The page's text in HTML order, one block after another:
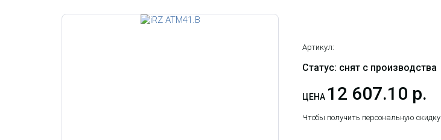
Артикул:
Статус: снят с производства
ЦЕНА 12 607.10 р.
Чтобы получить персональную скидку